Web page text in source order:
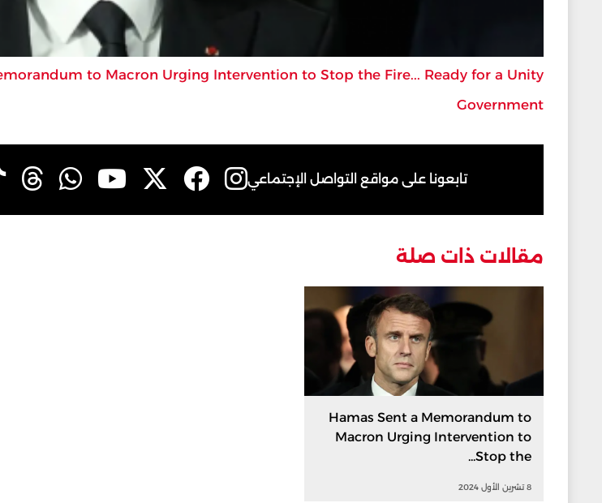
to Macron Urging Intervention to Stop the Fire... Ready for a Unity
Government
تابعونا على مواقع التواصل الإجتماعي
مقالات ذات صلة
Hamas Sent a Memorandum to
Macron Urging Intervention to
Stop the...
8 تشرين الأول 2024